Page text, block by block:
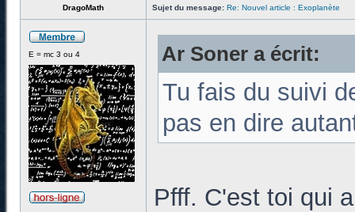
DragoMath Sujet du message: Re: Nouvel article : Exoplanète
E = mc 3 ou 4 Ar Soner a écrit:
Tu fais du suivi
pas en dire
Pfff. C'est toi qui